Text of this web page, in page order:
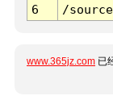
6 /
www.365jz.com 已